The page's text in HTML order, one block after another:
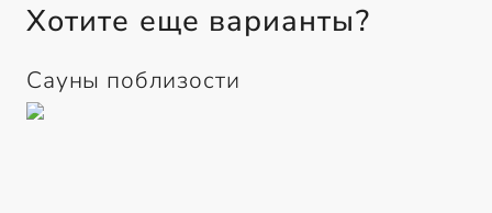
Хотите еще варианты?
Сауны поблизости